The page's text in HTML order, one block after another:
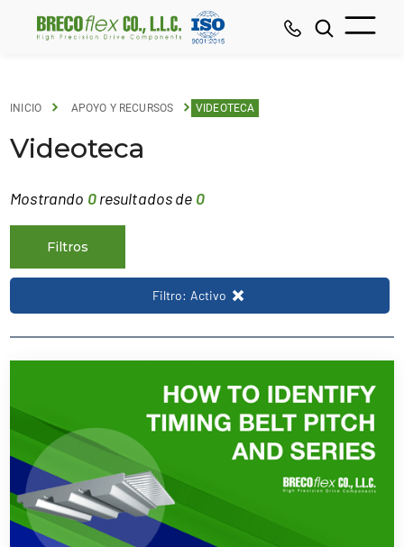
INICIO APOYO Y RECURSOS VIDEOTECA
Videoteca
Mostrando 0resultados de 0
Filtros
Filtro: Activo